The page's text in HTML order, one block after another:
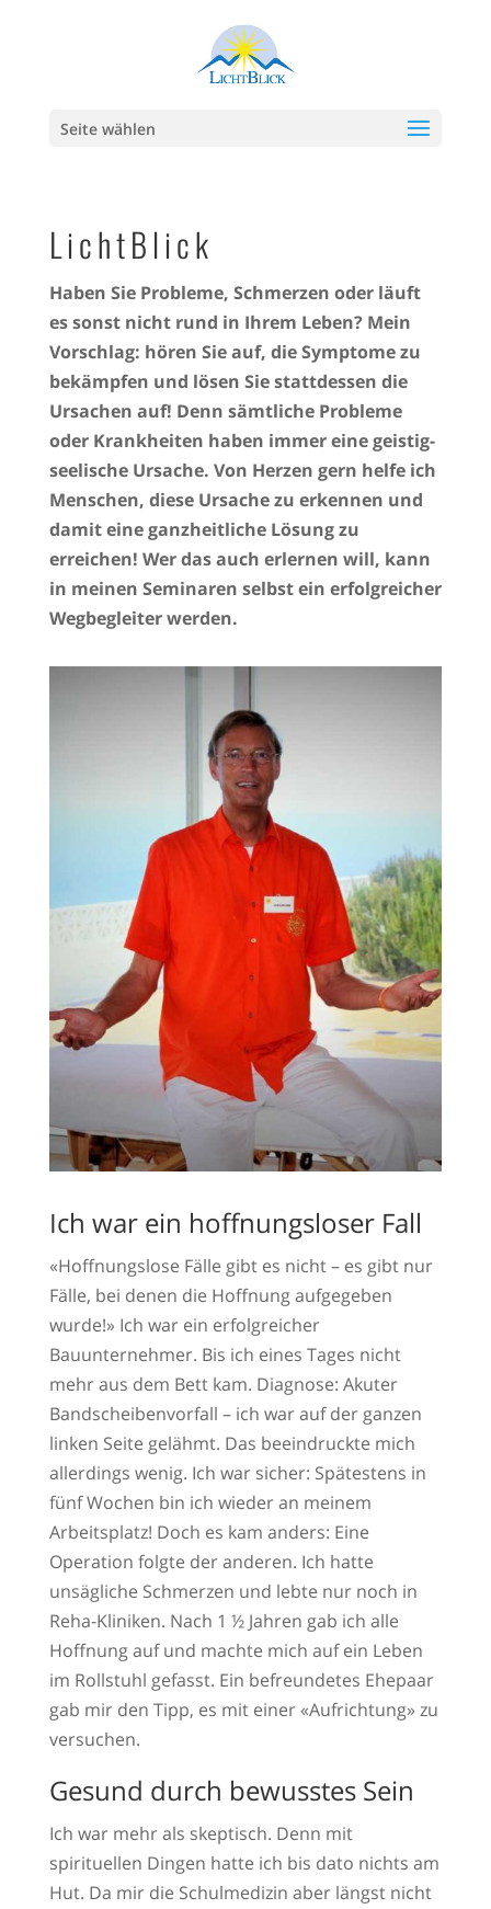
Seite wählen
LichtBlick
Haben Sie Probleme, Schmerzen oder läuft
es sonst nicht rund in Ihrem Leben? Mein
Vorschlag: hören Sie auf, die Symptome zu
bekämpfen und lösen Sie stattdessen die
Ursachen auf! Denn sämtliche Probleme
oder Krankheiten haben immer eine geistig-
seelische Ursache. Von Herzen gern helfe ich
Menschen, diese Ursache zu erkennen und
damit eine ganzheitliche Lösung zu
erreichen! Wer das auch erlernen will, kann
in meinen Seminaren selbst ein erfolgreicher
Wegbegleiter werden.
Ich war ein hoffnungsloser Fall
«Hoffnungslose Fälle gibt es nicht – es gibt nur
Fälle, bei denen die Hoffnung aufgegeben
wurde!» Ich war ein erfolgreicher
Bauunternehmer. Bis ich eines Tages nicht
mehr aus dem Bett kam. Diagnose: Akuter
Bandscheibenvorfall – ich war auf der ganzen
linken Seite gelähmt. Das beeindruckte mich
allerdings wenig. Ich war sicher: Spätestens in
fünf Wochen bin ich wieder an meinem
Arbeitsplatz! Doch es kam anders: Eine
Operation folgte der anderen. Ich hatte
unsägliche Schmerzen und lebte nur noch in
Reha-Kliniken. Nach 1 ½ Jahren gab ich alle
Hoffnung auf und machte mich auf ein Leben
im Rollstuhl gefasst. Ein befreundetes Ehepaar
gab mir den Tipp, es mit einer «Aufrichtung» zu
versuchen.
Gesund durch bewusstes Sein
Ich war mehr als skeptisch. Denn mit
spirituellen Dingen hatte ich bis dato nichts am
Hut. Da mir die Schulmedizin aber längst nicht